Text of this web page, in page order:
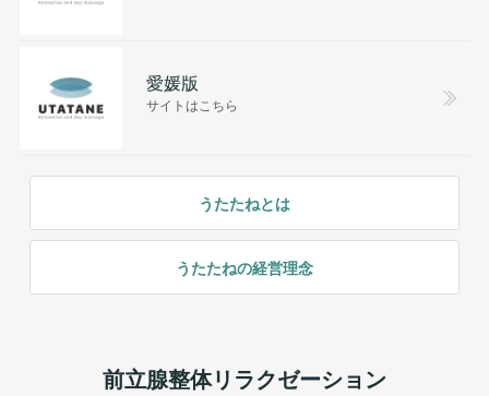
愛媛版
サイトはこちら
うたたねとは
うたたねの経営理念
前立腺整体リラクゼーション